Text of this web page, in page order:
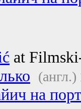
at
(англ.)
на